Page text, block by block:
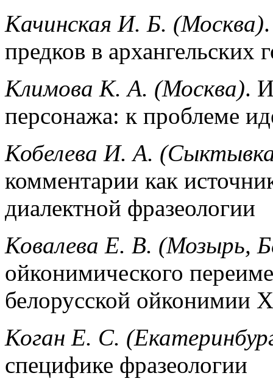
Качинская И. Б. (Москва)
предков в архангельских
Климова К. А. (Москва).
персонажа: к проблеме
Кобелева И. А.
комментарии как
диалектной фразеологии
Ковалева Е. В. (Мозырь,
ойконимического
белорусской ойконимии
Коган Е. С.
специфике фразеологии